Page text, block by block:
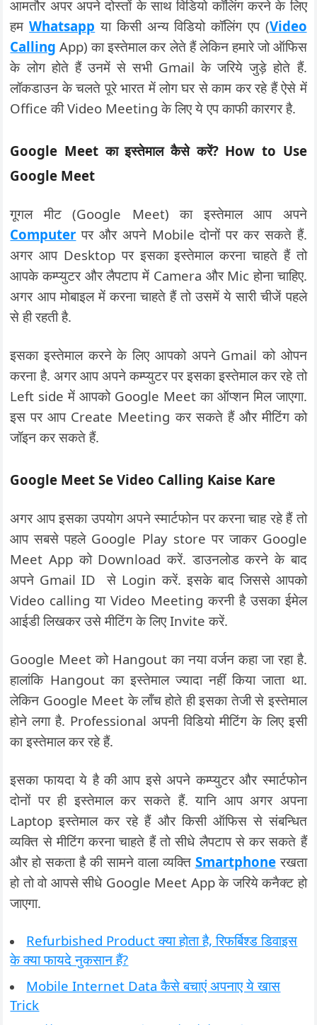
आमतौर अपर अपने दोस्तों के साथ विडियो कॉलिंग करने के लिए
हमWhatsapp या किसी अन्य विडियो कॉलिंग एप (Video
Calling App) का इस्तेमाल कर लेते हैं लेकिन हमारे जो ऑफिस
के लोग होते हैं उनमें से सभी Gmail के जरिये जुड़े होते हैं.
लॉकडाउन के चलते पूरे भारत में लोग घर से काम कर रहे हैं ऐसे में
Office की Video Meeting के लिए ये एप काफी कारगर है.
Google Meet का इस्तेमाल कैसे करें? How to Use
Google Meet
गूगल मीट (Google Meet) का इस्तेमाल आप अपने
Computer पर और अपने Mobile दोनों पर कर सकते हैं.
अगर आप Desktop पर इसका इस्तेमाल करना चाहते हैं तो
आपके कम्प्युटर और लैपटाप में Camera और Mic होना चाहिए.
अगर आप मोबाइल में करना चाहते हैं तो उसमें ये सारी चीजें पहले
से ही रहती है.
इसका इस्तेमाल करने के लिए आपको अपने Gmail को ओपन
करना है. अगर आप अपने कम्प्युटर पर इसका इस्तेमाल कर रहे तो
Left side में आपको Google Meet का ऑप्शन मिल जाएगा.
इस पर आप Create Meeting कर सकते हैं और मीटिंग को
जॉइन कर सकते हैं.
Google Meet Se Video Calling Kaise Kare
अगर आप इसका उपयोग अपने स्मार्टफोन पर करना चाह रहे हैं तो
आप सबसे पहले Google Play store पर जाकर Google
Meet App को Download करें. डाउनलोड करने के बाद
अपने Gmail ID से Login करें. इसके बाद जिससे आपको
Video calling या Video Meeting करनी है उसका ईमेल
आईडी लिखकर उसे मीटिंग के लिए Invite करें.
Google Meet को Hangout का नया वर्जन कहा जा रहा है.
हालांकि Hangout का इस्तेमाल ज्यादा नहीं किया जाता था.
लेकिन Google Meet के लॉंच होते ही इसका तेजी से इस्तेमाल
होने लगा है. Professional अपनी विडियो मीटिंग के लिए इसी
का इस्तेमाल कर रहे हैं.
इसका फायदा ये है की आप इसे अपने कम्प्युटर और स्मार्टफोन
दोनों पर ही इस्तेमाल कर सकते हैं. यानि आप अगर अपना
Laptop इस्तेमाल कर रहे हैं और किसी ऑफिस से संबन्धित
व्यक्ति से मीटिंग करना चाहते हैं तो सीधे लैपटाप से कर सकते हैं
और हो सकता है की सामने वाला व्यक्ति Smartphoneरखता
हो तो वो आपसे सीधे Google Meet App के जरिये कनैक्ट हो
जाएगा.
Refurbished Product क्या होता है, रिफर्बिश्‍ड डिवाइस
के क्या फायदे नुकसान हैं?
Mobile Internet Data कैसे बचाएं अपनाए ये खास
Trick